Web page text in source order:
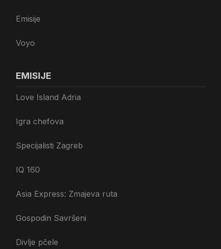
Emisije
Voyo
EMISIJE
Love Island Adria
Igra chefova
Specijalisti Zagreb
IQ 160
Asia Express: Zmajeva ruta
Gospodin Savršeni
Divlje pčele